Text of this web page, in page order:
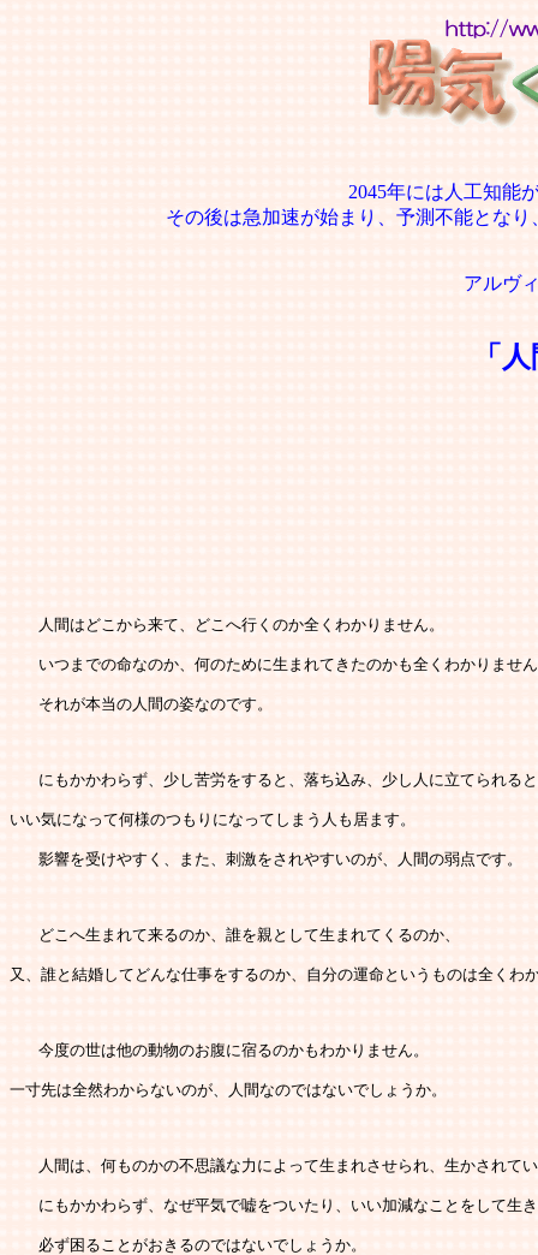
2045年には人工知能
その後は急加速が始まり、予測不能とな
アルヴ
「
人間はどこから来て、どこへ行くのか全くわかりません。
いつまでの命なのか、何のために生まれてきたのかも全くわかりませ
それが本当の人間の姿なのです。
にもかかわらず、少し苦労をすると、落ち込み、少し人に立てられる
いい気になって何様のつもりになってしまう人も居ます。
影響を受けやすく、また、刺激をされやすいのが、人間の弱点です。
どこへ生まれて来るのか、誰を親として生まれてくるのか、
又、誰と結婚してどんな仕事をするのか、自分の運命というものは全くわ
今度の世は他の動物のお腹に宿るのかもわかりません。
一寸先は全然わからないのが、人間なのではないでしょうか。
人間は、何ものかの不思議な力によって生まれさせられ、生かされて
にもかかわらず、なぜ平気で嘘をついたり、いい加減なことをして生
必ず困ることがおきるのではないでしょうか。